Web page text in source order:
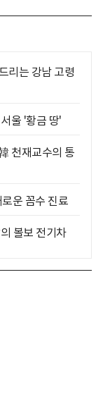
리는 강남 고령
울 '황금 땅'
천재교수의 통
운 꼼수 진료
볼보 전기차